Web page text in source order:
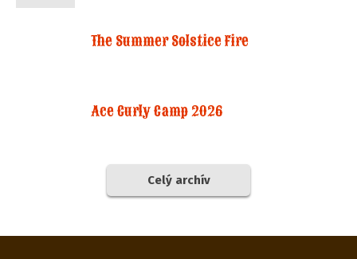
The Summer Solstice Fire
Ace Curly Camp 2026
Celý archív